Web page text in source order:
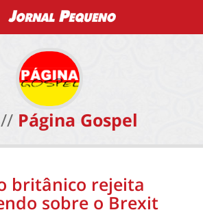
Página Gospel
britânico rejeita
sobre o Brexit